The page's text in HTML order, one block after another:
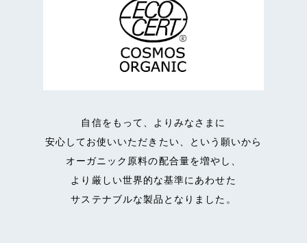
自信をもって、よりみなさまに
安心してお使いいただきたい、という願いから
オーガニック原料の配合量を増やし、
より厳しい世界的な基準にあわせた
サステナブルな製品となりました。